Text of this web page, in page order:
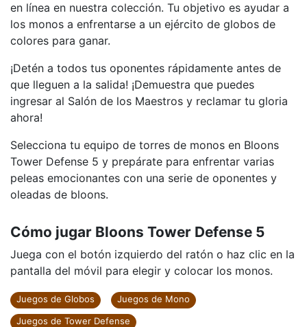
en línea en nuestra colección. Tu objetivo es ayudar a
los monos a enfrentarse a un ejército de globos de
colores para ganar.
¡Detén a todos tus oponentes rápidamente antes de
que lleguen a la salida! ¡Demuestra que puedes
ingresar al Salón de los Maestros y reclamar tu gloria
ahora!
Selecciona tu equipo de torres de monos en Bloons
Tower Defense 5 y prepárate para enfrentar varias
peleas emocionantes con una serie de oponentes y
oleadas de bloons.
Cómo jugar Bloons Tower Defense 5
Juega con el botón izquierdo del ratón o haz clic en la
pantalla del móvil para elegir y colocar los monos.
Juegos de Globos
Juegos de Mono
Juegos de Tower Defense